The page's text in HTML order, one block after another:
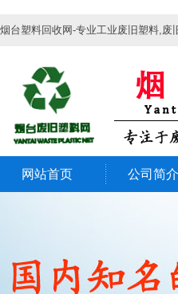
烟台塑料回收网-专业工业废旧塑料,
网站首页 公司简介